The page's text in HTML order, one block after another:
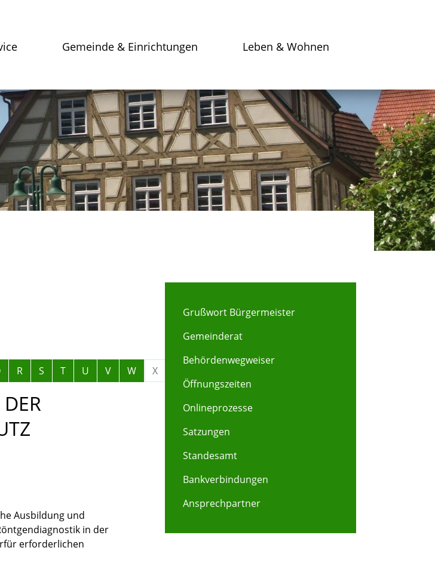
Gemeinde & Einrichtungen Leben & Wohnen
R S T U V W X
Ausbildung und
in der
erforderlichen
Grußwort Bürgermeister
Gemeinderat
Behördenwegweiser
Öffnungszeiten
Onlineprozesse
Satzungen
Standesamt
Bankverbindungen
Ansprechpartner